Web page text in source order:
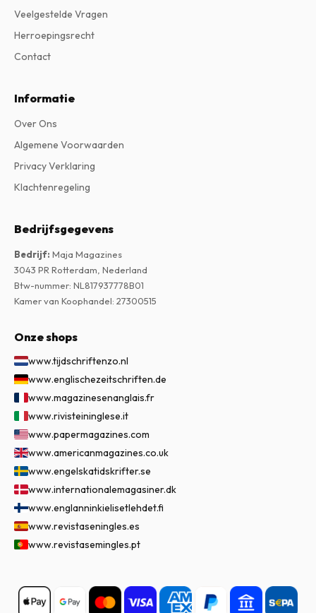
Veelgestelde Vragen
Herroepingsrecht
Contact
Informatie
Over Ons
Algemene Voorwaarden
Privacy Verklaring
Klachtenregeling
Bedrijfsgegevens
Bedrijf: Maja Magazines
3043 PR Rotterdam, Nederland
Btw-nummer: NL817937778B01
Kamer van Koophandel: 27300515
Onze shops
www.tijdschriftenzo.nl
www.englischezeitschriften.de
www.magazinesenanglais.fr
www.rivisteininglese.it
www.papermagazines.com
www.americanmagazines.co.uk
www.engelskatidskrifter.se
www.internationalemagasiner.dk
www.englanninkielisetlehdet.fi
www.revistaseningles.es
www.revistasemingles.pt